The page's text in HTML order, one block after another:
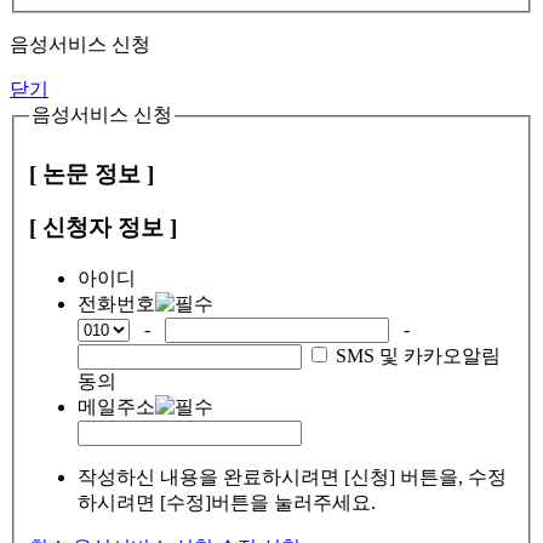
음성서비스 신청
닫기
음성서비스 신청
[ 논문 정보 ]
[ 신청자 정보 ]
아이디
전화번호
-
-
SMS 및 카카오알림
동의
메일주소
작성하신 내용을 완료하시려면 [신청] 버튼을, 수정
하시려면 [수정]버튼을 눌러주세요.